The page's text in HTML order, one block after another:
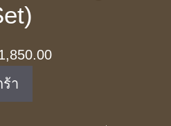
Current
า